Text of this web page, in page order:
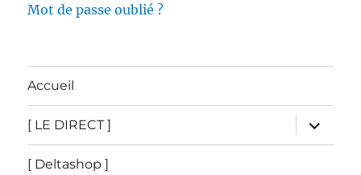
Mot de passe oublié ?
Accueil
[ LE DIRECT ]
ouvrir
le
sous-
[ Deltashop ]